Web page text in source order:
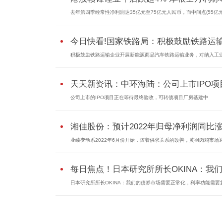
去年第四季经常性净利润达35亿元至75亿元人民币，而中间点(55亿元
今日快看!国家铁路局：积极鼓励铁路运
积极鼓励铁路运输企业开展新能源商品汽车铁路运输业务，对纳入工
天天新资讯：中环海陆：公司上市IPO项
公司上市的IPO项目正在等待最终验收，可转债项目厂房基建中
湘佳股份：预计2022年归母净利润同比
业绩变动系2022年6月份开始，随着供求关系的改善，黄羽肉鸡市场
每日焦点！日本研究所所长OKINA：我
日本研究所所长OKINA：我们的债券市场需要正常化，利率功能需要